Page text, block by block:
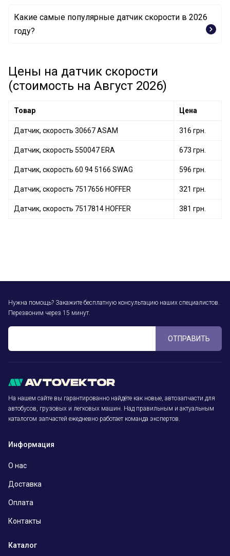
Датчик, скорость 52856 AIC
Какие самые популярные датчик скорости в 2026
году?
Датчик, скорость 62 93 8684 SWAG
Датчик, скорость 87656 MEAT & DORIA
Датчик, скорость MR 518300 MITSUBISHI
Цены на датчик скорости
(стоимость на Август 2026)
Товар Цена
Датчик, скорость 30667 ASAM 316 грн.
Датчик, скорость 550047 ERA 673 грн.
Датчик, скорость 60 94 5166 SWAG 596 грн.
Датчик, скорость 7517656 HOFFER 321 грн.
Датчик, скорость 7517814 HOFFER 381 грн.
Нужна помощь? Закажите бесплатную консультацию наших специалистов.
Перезвоним через 15 минут.
ОТПРАВИТЬ
На нашем сайте вы гарантированно найдёте как новые, автозапчасти для
автобусов, грузовых и легковых машин. Над правильным и актуальным
каталогом запчастей ежедневно работает команда экспертов.
Информация
О нас
Доставка
Оплата
Контакты
Каталог